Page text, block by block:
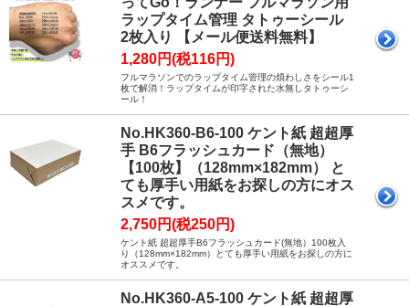
ラップタイム管理 タトゥーシール
2枚入り 【メール便送料無料】
1,280円(税116円)
フルマラソンでのラップタイム管理の煩わしさをシール1
枚で解消！ラップタイムが印字された水無しタトゥーシ
ール！
No.HK360-B6-100 ケント紙 超超厚
手 B6フラッシュカード（無地）
【100枚】（128mm×182mm） と
ても厚手い用紙をお探しの方にオス
スメです。
2,750円(税250円)
ケント紙 超超厚手B6フラッシュカード(無地）100枚入
り（128mm×182mm）とても厚手い用紙をお探しの方に
オススメです。
No.HK360-A5-100 ケント紙 超超厚